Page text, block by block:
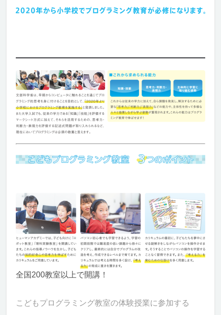
全国200教室以上で開講！
こどもプログラミング教室の体験授業に参加する